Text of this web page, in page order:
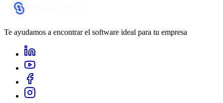
Te ayudamos a encontrar el software ideal para tu empresa